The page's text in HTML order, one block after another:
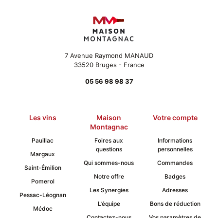
sur
la
page
produit
7 Avenue Raymond MANAUD
33520 Bruges - France
05 56 98 98 37
Les vins
Maison
Montagnac
Votre compte
Pauillac
Margaux
Saint-Émilion
Pomerol
Pessac-Léognan
Médoc
Foires aux
questions
Qui sommes-nous
Notre offre
Les Synergies
L’équipe
Informations
personnelles
Commandes
Badges
Adresses
Bons de réduction